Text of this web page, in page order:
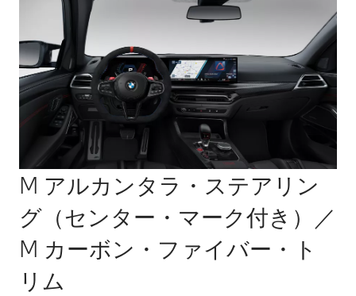
M アルカンタラ・ステアリン
グ（センター・マーク付き）／
M カーボン・ファイバー・ト
リム